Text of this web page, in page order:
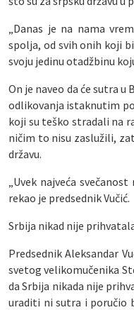
„Danas je na nama
spolja, od svih onih koji
svoju jedinu otadžbinu
On je naveo da će sutra u
odlikovanja istaknutim
koji su teško stradali na
ničim to nisu zaslužili,
državu.
„Uvek najveća
rekao je predsednik Vučić.
Srbija nikad nije
Predsednik Aleksandar
svetog velikomučenika
da Srbija nikada nije
uraditi ni sutra i poručio